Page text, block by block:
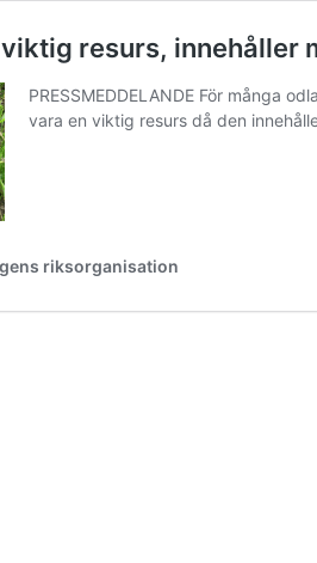
resurs, innehåller
PRESSMEDDELANDE För många
vara en viktig resurs då den
riksorganisation